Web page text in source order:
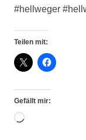
#hellweger
Teilen mit:
Gefällt mir:
Wird